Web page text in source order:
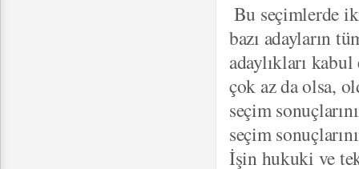
Bu seçimlerde
bazı adayların
adaylıkları
çok az da olsa,
seçim
seçim
İşin hukuki ve